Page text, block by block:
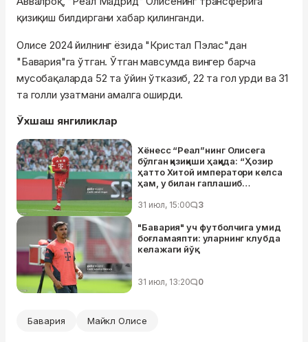
қизиқиш билдиргани хабар қилинганди.
Олисе 2024 йилнинг ёзида "Кристал Пэлас"дан
"Бавария"га ўтган. Ўтган мавсумда вингер барча
мусобақаларда 52 та ўйин ўтказиб, 22 та гол урди ва 31
та голли узатмани амалга оширди.
Ўхшаш янгиликлар
Хёнесс “Реал”нинг Олисега
бўлган қизиқиши ҳақида: “Ҳозир
ҳатто Хитой императори келса
ҳам, у билан гаплашиб
31 июл, 15:00 3
"Бавария" уч футболчига умид
боғламаяпти: уларнинг клубда
келажаги йўқ
31 июл, 13:20 0
Бавария Майкл Олисе